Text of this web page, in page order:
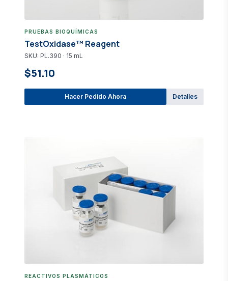
PRUEBAS BIOQUÍMICAS
TestOxidase™ Reagent
SKU: PL.390 · 15 mL
$51.10
Hacer Pedido Ahora Detalles
REACTIVOS PLASMÁTICOS